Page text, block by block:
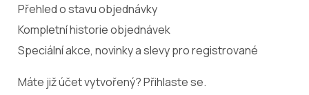
Přehled o stavu objednávky
Kompletní historie objednávek
Speciální akce, novinky a slevy pro registrované
Máte již účet vytvořený? Přihlaste se.